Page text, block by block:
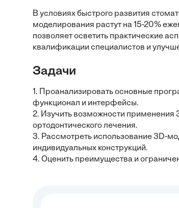
В условиях быстрого развития
моделирования растут на 15-20%
позволяет осветить практические
квалификации специалистов и
Задачи
1. Проанализировать основные
функционал и интерфейсы.
2. Изучить возможности применения
ортодонтического лечения.
3. Рассмотреть использование 3D-
индивидуальных конструкций.
4. Оценить преимущества и